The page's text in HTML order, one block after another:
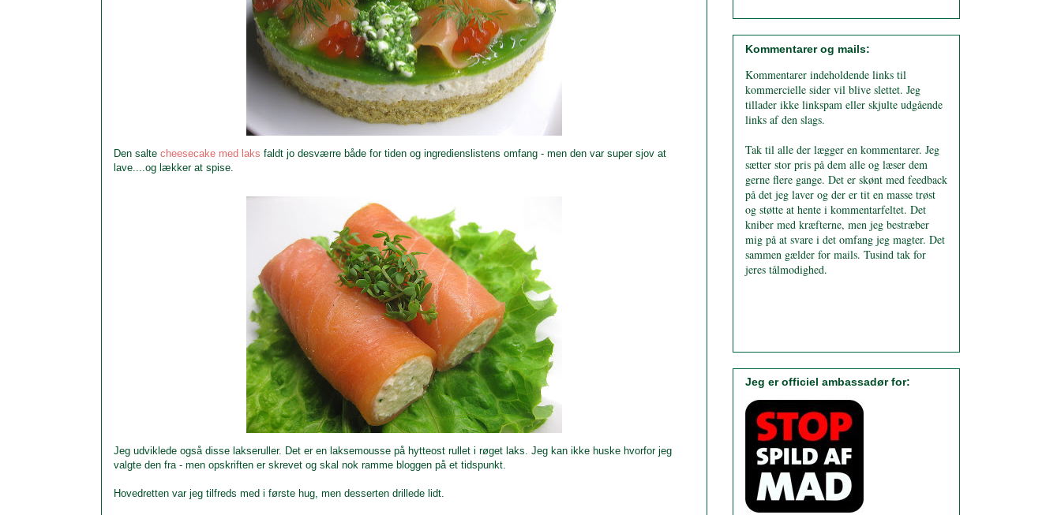
Den salte cheesecake med laks faldt jo desværre både for tiden og ingredienslistens omfang - men den var super sjov at
lave....og lækker at spise.
Jeg udviklede også disse lakseruller. Det er en laksemousse på hytteost rullet i røget laks. Jeg kan ikke huske hvorfor jeg
valgte den fra - men opskriften er skrevet og skal nok ramme bloggen på et tidspunkt.
Hovedretten var jeg tilfreds med i første hug, men desserten drillede lidt.
Kommentarer og mails:
Kommentarer indeholdende links til
kommercielle sider vil blive slettet. Jeg
tillader ikke linkspam eller skjulte udgående
links af den slags.
Tak til alle der lægger en kommentarer. Jeg
sætter stor pris på dem alle og læser dem
gerne flere gange. Det er skønt med feedback
på det jeg laver og der er tit en masse trøst
og støtte at hente i kommentarfeltet. Det
kniber med kræfterne, men jeg bestræber
mig på at svare i det omfang jeg magter. Det
sammen gælder for mails. Tusind tak for
jeres tålmodighed.
Jeg er officiel ambassadør for: